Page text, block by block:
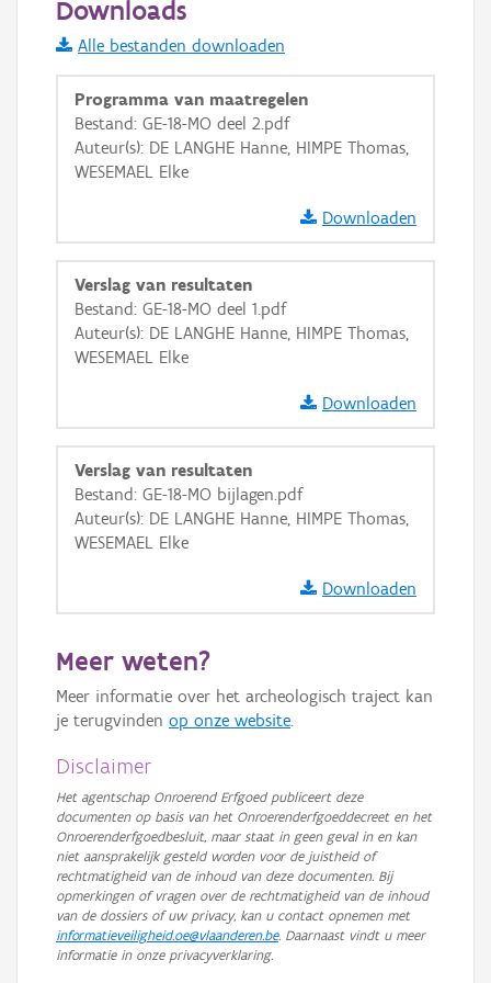
Informatie Vlaanderen
i
+ −
Basis Lagen
OSM-Basiskaart
GRB-Basiskaart
GRB-Basiskaart in grijswaarden
Downloads
Alle bestanden downloaden
Programma van maatregelen
Bestand: GE-18-MO deel 2.pdf
Auteur(s): DE LANGHE Hanne, HIMPE Thomas,
WESEMAEL Elke
Downloaden
Verslag van resultaten
Bestand: GE-18-MO deel 1.pdf
Auteur(s): DE LANGHE Hanne, HIMPE Thomas,
WESEMAEL Elke
Downloaden
Verslag van resultaten
Bestand: GE-18-MO bijlagen.pdf
Auteur(s): DE LANGHE Hanne, HIMPE Thomas,
WESEMAEL Elke
Downloaden
Meer weten?
Meer informatie over het archeologisch traject kan
je terugvinden op onze website.
Disclaimer
Het agentschap Onroerend Erfgoed publiceert deze
documenten op basis van het Onroerenderfgoeddecreet en het
Onroerenderfgoedbesluit, maar staat in geen geval in en kan
niet aansprakelijk gesteld worden voor de juistheid of
rechtmatigheid van de inhoud van deze documenten. Bij
opmerkingen of vragen over de rechtmatigheid van de inhoud
van de dossiers of uw privacy, kan u contact opnemen met
informatieveiligheid.oe@vlaanderen.be. Daarnaast vindt u meer
informatie in onze privacyverklaring.